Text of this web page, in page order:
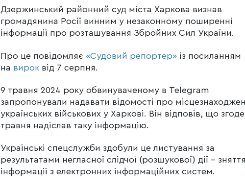
Дзержинський районний суд міста Харкова визнав
громадянина Росії винним у незаконному поширенні
інформації про розташування Збройних Сил України.
Про це повідомляє «Судовий репортер» із посиланням
на вирок від 7 серпня.
9 травня 2024 року обвинуваченому в Telegram
запропонували надавати відомості про
українських військових у Харкові. Він відповів, що
травня надіслав таку інформацію.
Українські спецслужби здобули це листування за
результатами негласної слідчої (розшукової) дії – зняття
інформації з електронних інформаційних систем.